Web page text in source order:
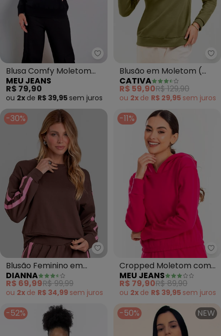
Meu Jeans - Blusa Comfy
Blusa Comfy Moletom
Peluciado (Preto)
MEU JEANS
R$ 79,90
ou 2x de R$ 39,95 sem juros
Blusão em Moletom (
Verde)
CATIVA
R$ 59,90R$ 129,90
ou 2x de R$ 29,95 sem juros
-30%
Dianna - Blusão Feminino em
Blusão Feminino em
Molecotton Peluciado
(Marrom)
DIANNA
R$ 69,99R$ 99,99
ou 2x de R$ 34,99 sem juros
-11%
Cropped Moletom com
Capuz (Pink)
MEU JEANS
R$ 79,90R$ 89,90
ou 2x de R$ 39,95 sem juros
-52% -50% NEW